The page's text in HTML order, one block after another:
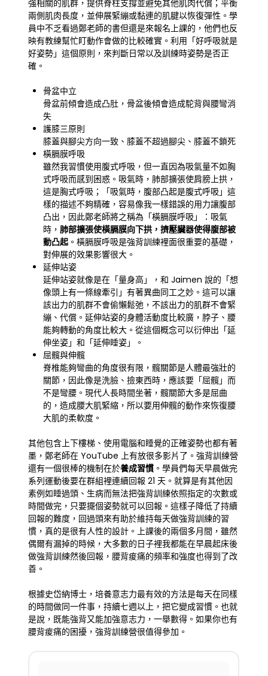
強相關的肌群，提供脊柱支撐並避免其他肌肉代償；平衡
兩側肌肉長度，並伸展緊繃或黏連的肌腱以恢復彈性。學
員中不乏看過鄭老師的書但還是來報名上課的，他們也反
映有教練幫忙盯動作會做的比較確實。利用「好呼吸就是
好姿勢」這個原則，來判斷日常以及訓練時姿勢是否正
確。
骨盆中立
骨盆前傾會造成凸肚，骨盆後傾會造成駝背與腰彎消
失
護膝三原則
膝蓋與腳尖方向一致、膝蓋不超過腳尖、膝蓋不鎖死
橫膈膜呼吸
雖然我習慣使用腹式呼吸，但一直因為吸氣量不如胸
式呼吸而感到困惑。吸氣時，肺部擴張使肩膀上拱，
這是胸式呼吸；「吸氣時，腹部凸起是腹式呼吸」這
樣的描述不夠精確，容易像我一樣錯誤的用力讓腹部
凸出，因此鄭老師將之稱為「橫膈膜呼吸」：吸氣
時，肺部擴張使橫膈膜向下拱，擠壓臟器使得腹部被
動凸起。橫膈膜呼吸是強背訓練裡面很重要的基礎，
對伸展的效果影響很大。
延伸站姿
延伸站姿就像是在「量身高」，和 Jaimen 說的「想
像頭上有一條線牽引」有著異曲同工之妙。這可以讓
該出力的肌群不會偷懶鬆弛，不該出力的肌群不會緊
繃、代償。延伸站姿的身體活動度比較廣，脖子、腰
能夠轉動的角度比較大。從這個概念可以衍伸出「延
伸坐姿」和「延伸睡姿」。
屈髖與伸髖
脊椎能夠彎曲的角度很有限，髖關節是人體最強壯的
關節，因此像是洗臉、撿東西時，應該要「屈髖」而
不是彎腰。現代人長時間坐著，髖關節大多是屈曲
的，造成腰大肌緊縮，所以要用伸髖的動作來恢復腰
大肌的柔軟度。
其他包含上下樓梯、使用電腦和睡覺的正確姿勢也都有著
墨，鄭老師在 YouTube 上有放很多影片了。強背訓練營
還有一個很棒的機制在於養成習慣 。學員們每天早晨做完
系列運動後要在群組裡連續回報 21 天。就算是有其他因
素例如睡過頭、生病而無法把強背訓練依照指定的次數或
時間做完，只要擺個姿勢就可以回報。這樣子降低了持續
回報的難度，回過頭來有助於維持每天做強背訓練的習
慣，真的是很有人性的設計。上課後的兩個多月間，雖然
偶爾有漏掉的時候，大多數的日子裡我都能在早晨起床後
做強背訓練然後回報，腰背痠痛的頻率和強度也得到了改
善。
根據史岱納博士，培養意志力最有效的方法是每天在同樣
的時間做同一件事，持續七週以上，把它變成習慣。也就
是說，既能強背又能加強意志力，一舉數得。如果你也有
腰背痠痛的困擾，強背訓練營很值得參加。